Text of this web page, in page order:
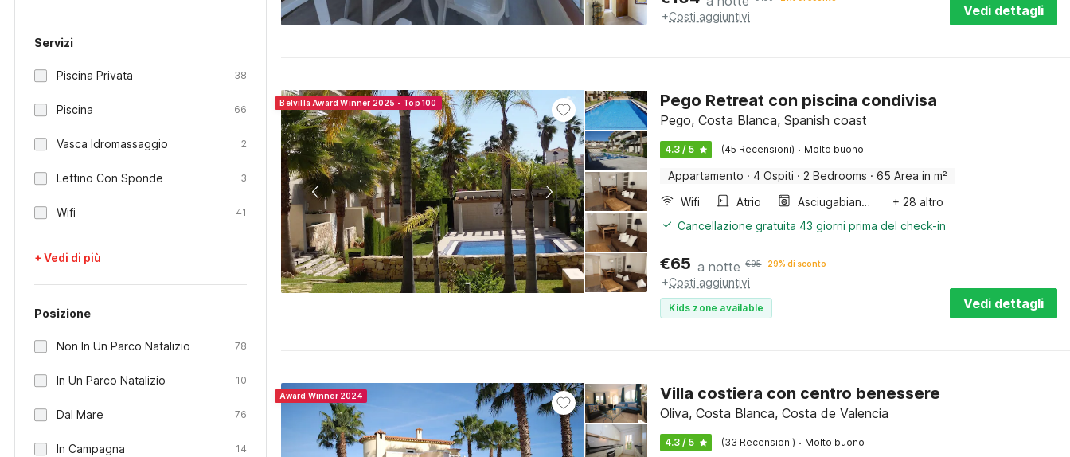
Servizi
Piscina Privata 38
Piscina 66
Vasca Idromassaggio 2
Lettino Con Sponde 3
Wifi 41
+ Vedi di più
Posizione
Non In Un Parco Natalizio 78
In Un Parco Natalizio 10
Dal Mare 76
In Campagna 14
+Costi aggiuntivi Vedi dettagli
Belvilla Award Winner 2025 - Top 100 Pego Retreat con piscina condivisa
Pego, Costa Blanca, Spanish coast
4.3 / 5 (45 Recensioni) · Molto buono
Appartamento · 4 Ospiti · 2 Bedrooms · 65 Area in m²
Wifi
Atrio Asciugabiancheria
+ 28 altro
Cancellazione gratuita 43 giorni prima del check-in
€65 a notte €95 29% di sconto
+Costi aggiuntivi
Kids zone available Vedi dettagli
Award Winner 2024 Villa costiera con centro benessere
Oliva, Costa Blanca, Costa de Valencia
4.3 / 5 (33 Recensioni) · Molto buono